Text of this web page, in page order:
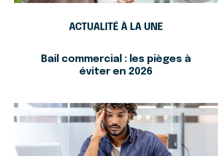
ACTUALITÉ À LA UNE
Bail commercial : les pièges à
éviter en 2026